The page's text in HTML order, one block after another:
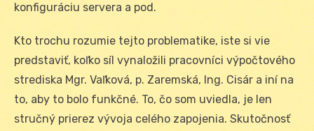
konfiguráciu servera a pod.
Kto trochu rozumie tejto problematike, iste si vie
predstaviť, koľko síl vynaložili pracovníci výpočtového
strediska Mgr. Vaľková, p. Zaremská, Ing. Cisár a iní na
to, aby to bolo funkčné. To, čo som uviedla, je len
stručný prierez vývoja celého zapojenia. Skutočnosť